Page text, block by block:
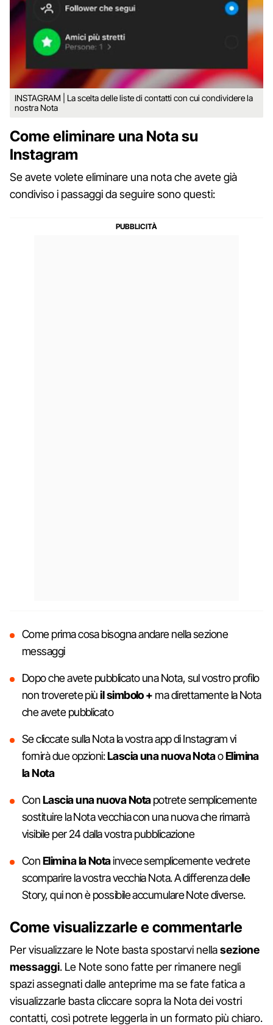
INSTAGRAM | La scelta delle liste di contatti con cui condividere la
nostra Nota
Come eliminare una Nota su
Instagram
Se avete volete eliminare una nota che avete già
condiviso i passaggi da seguire sono questi:
Come prima cosa bisogna andare nella sezione
messaggi
Dopo che avete pubblicato una Nota, sul vostro profilo
non troverete piùilsimbolo + ma direttamente la Nota
che avete pubblicato
Se cliccate sulla Nota la vostra app di Instagram vi
fornirà due opzioni:Lascia una nuova NotaoElimina
la Nota
ConLascia una nuova Notapotrete semplicemente
sostituire la Nota vecchia con una nuova che rimarrà
visibile per 24 dalla vostra pubblicazione
ConElimina la Notainvece semplicemente vedrete
scomparire la vostra vecchia Nota. A differenza delle
Story, qui non è possibile accumulare Note diverse.
Come visualizzarle e commentarle
Per visualizzare le Note basta spostarvi nellasezione
messaggi. Le Note sono fatte per rimanere negli
spazi assegnati dalle anteprime ma se fate fatica a
visualizzarle basta cliccare sopra la Nota dei vostri
contatti, così potrete leggerla in un formato più chiaro.